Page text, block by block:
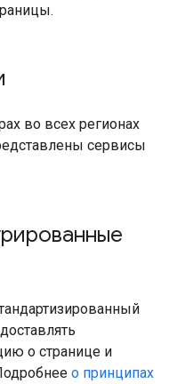
во всех регионах
сервисы
о странице и
о принципах